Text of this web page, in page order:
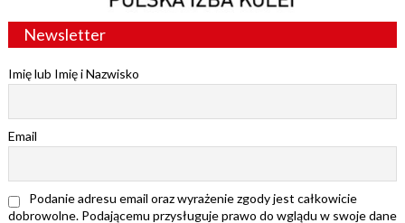
Newsletter
Imię lub Imię i Nazwisko
Email
Podanie adresu email oraz wyrażenie zgody jest całkowicie
dobrowolne. Podającemu przysługuje prawo do wglądu w swoje dane